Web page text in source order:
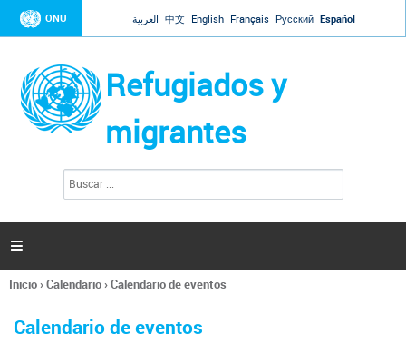
Jump to navigation
ONU العربية 中文 English Français Русский Español
Refugiados y
migrantes
l
s

Se
usted
Inicio›Calendario›Calendario de eventos
Calendario de eventos